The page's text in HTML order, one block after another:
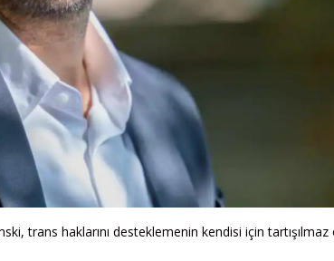
trans haklarını desteklemenin kendisi için